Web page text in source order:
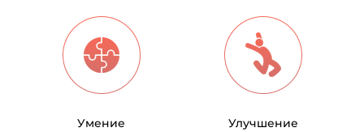
Умение
Улучшение